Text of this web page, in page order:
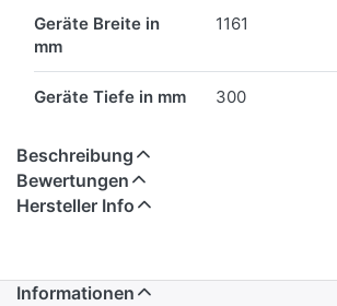
Geräte Breite in
mm
1161
Geräte Tiefe in mm 300
Beschreibung
Bewertungen
Hersteller Info
Informationen